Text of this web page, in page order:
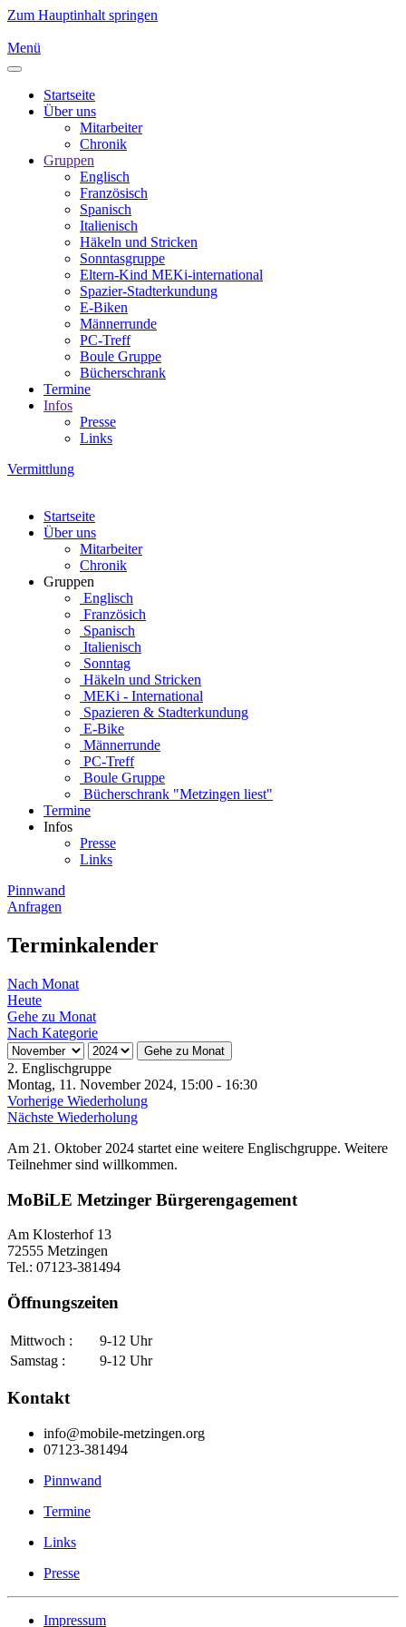
Zum Hauptinhalt springen
Menü
Startseite
Über uns
Mitarbeiter
Chronik
Gruppen
Englisch
Französisch
Spanisch
Italienisch
Häkeln und Stricken
Sonntasgruppe
Eltern-Kind MEKi-international
Spazier-Stadterkundung
E-Biken
Männerrunde
PC-Treff
Boule Gruppe
Bücherschrank
Termine
Infos
Presse
Links
Vermittlung
Startseite
Über uns
Mitarbeiter
Chronik
Gruppen
Englisch
Französich
Spanisch
Italienisch
Sonntag
Häkeln und Stricken
MEKi - International
Spazieren & Stadterkundung
E-Bike
Männerrunde
PC-Treff
Boule Gruppe
Bücherschrank "Metzingen liest"
Termine
Infos
Presse
Links
Pinnwand
Anfragen
Terminkalender
Nach Monat
Heute
Gehe zu Monat
Nach Kategorie
Gehe zu Monat
2. Englischgruppe
Montag, 11. November 2024, 15:00 - 16:30
Vorherige Wiederholung
Nächste Wiederholung
Am 21. Oktober 2024 startet eine weitere Englischgruppe. Weitere
Teilnehmer sind willkommen.
MoBiLE Metzinger Bürgerengagement
Am Klosterhof 13
72555 Metzingen
Tel.: 07123-381494
Öffnungszeiten
Mittwoch :
9-12 Uhr
Samstag :
9-12 Uhr
Kontakt
info@mobile-metzingen.org
07123-381494
Pinnwand
Termine
Links
Presse
Impressum